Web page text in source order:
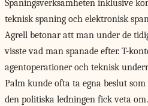
Spaningsverksamheten inklusive
teknisk spaning och elektronisk
Agrell betonar att man under de
visste vad man spanade efter. T-
agentoperationer och teknisk
Palm kunde ofta ta egna beslut
den politiska ledningen fick veta